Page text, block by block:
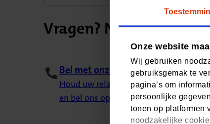
Onze website
Wij gebruiken
gebruiksgemak te
pagina’s om
persoonlijke
tonen op platformen
noodzakelijke
Vragen? Neem contact
Bel met onze klantenservice
Houd uw relatienummer bij de hand
en bel ons op 088 555 77 77. Van